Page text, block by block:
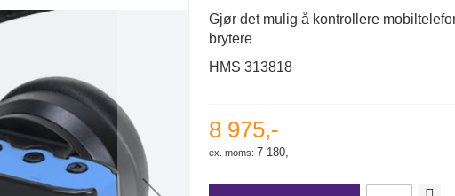
Gjør det mulig å kontrollere
brytere
HMS 313818
8 975,-
7 180,-